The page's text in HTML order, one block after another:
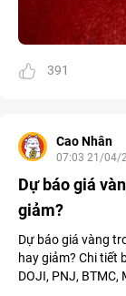
391
Cao Nhân
07:03 21/04/
Dự báo giá
giảm?
Dự báo giá vàng
hay giảm? Chi tiết
DOJI, PNJ, BTMC,